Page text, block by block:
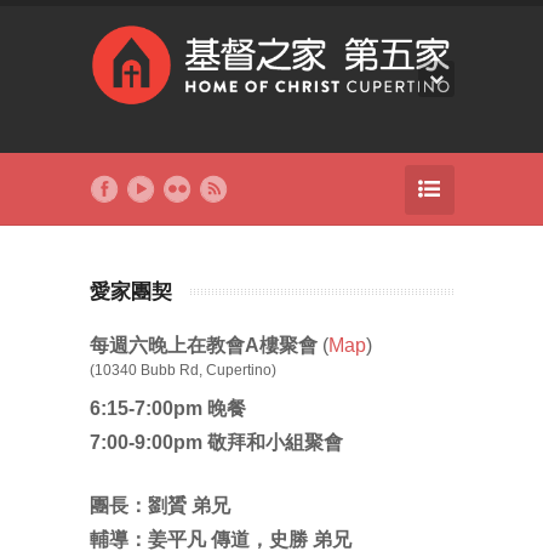
愛家團契
每週六晚上在教會A樓聚會(Map)
(10340 Bubb Rd, Cupertino)
6:15-7:00pm 晚餐
7:00-9:00pm 敬拜和小組聚會
團長：劉贇 弟兄
輔導：姜平凡 傳道，史勝 弟兄